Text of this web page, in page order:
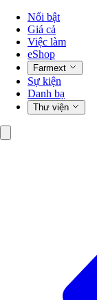
Nổi bật
Giá cả
Việc làm
eShop
Farmext
Sự kiện
Danh bạ
Thư viện